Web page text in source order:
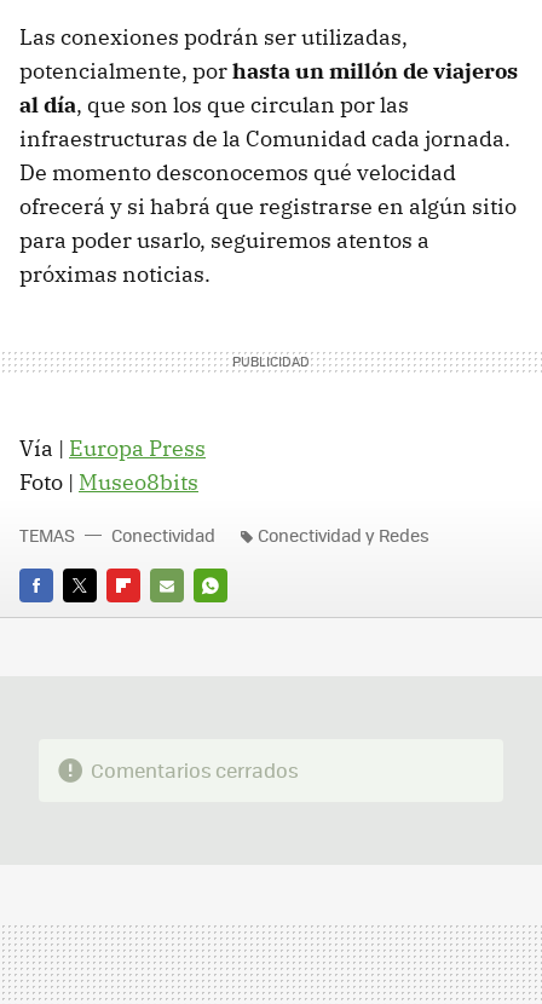
Las conexiones podrán ser utilizadas,
potencialmente, porhasta un millón de viajeros
al día, que son los que circulan por las
infraestructuras de la Comunidad cada jornada.
De momento desconocemos qué velocidad
ofrecerá y si habrá que registrarse en algún sitio
para poder usarlo, seguiremos atentos a
próximas noticias.
Vía | Europa Press
Foto | Museo8bits
FACEBOOK
TWITTERFLIPBOARD
E-
WHATSAPP
TEMAS Conectividad Conectividad y Redes
Comentarios cerrados